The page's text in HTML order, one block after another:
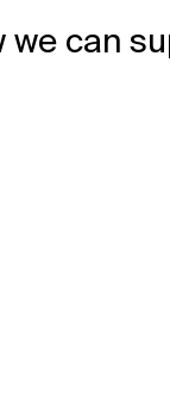
we can